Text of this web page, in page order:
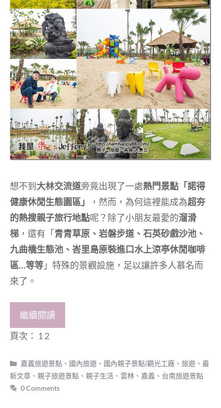
想不到 大林交流道旁竟出現了一處熱門景點「諾得
健康休閒生態園區」
，然而，為何這裡能成為超夯
的熱搜親子旅行地點呢？除了小朋友最愛的溜滑
梯 ，還有「青青草原、岩磐步道、石英砂戲沙池、
九曲橋生態池、峇里島原裝進口水上涼亭休閒咖啡
區…等等 」特殊的景觀設施，足以讓許多人慕名而
來了。
繼續閱讀
頁次： 1 2
分
類
嘉義旅遊景點 、 國內旅遊 、 國內親子景點|觀光工廠 、旅遊 、最
新文章 、 親子旅遊景點 、 親子生活 、 雲林、嘉義、台南旅遊景點
0 Comments